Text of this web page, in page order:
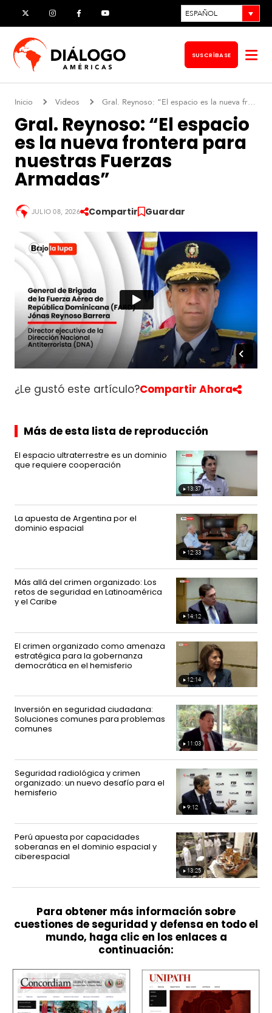
al
contenido
X InstagramFacebookYouTube ESPAÑOL
SUSCRÍBASE
S
u
d
a
m
r
c
C
e
n
m
é
c
a
a
r
i
b
Inicio Videos Gral. Reynoso: “El espacio es la nueva frontera para nuestras Fuerzas Armadas”
Gral. Reynoso: “El espacio
es la nueva frontera para
nuestras Fuerzas
Armadas”
JULIO 08, 2026 Compartir Guardar
Más de esta lista de reproducción
El espacio ultraterrestre es un dominio
que requiere cooperación
Video
duration
13
37
seconds
13:37
La apuesta de Argentina por el
dominio espacial
Video
duration
12
33
seconds
12:33
Más allá del crimen organizado: Los
retos de seguridad en Latinoamérica
y el Caribe
Video
duration
14
12
seconds
14:12
El crimen organizado como amenaza
estratégica para la gobernanza
democrática en el hemisferio
Video
duration
12
14
seconds
12:14
Inversión en seguridad ciudadana:
Soluciones comunes para problemas
comunes
Video
duration
11
3
seconds
11:03
Seguridad radiológica y crimen
organizado: un nuevo desafío para el
hemisferio
Video
duration
9
12
seconds
9:12
Perú apuesta por capacidades
soberanas en el dominio espacial y
ciberespacial
Video
duration
13
13:25
¿Le gustó este artículo?Compartir Ahora
Para obtener más información sobre
cuestiones de seguridad y defensa en todo el
mundo, haga clic en los enlaces a
continuación: